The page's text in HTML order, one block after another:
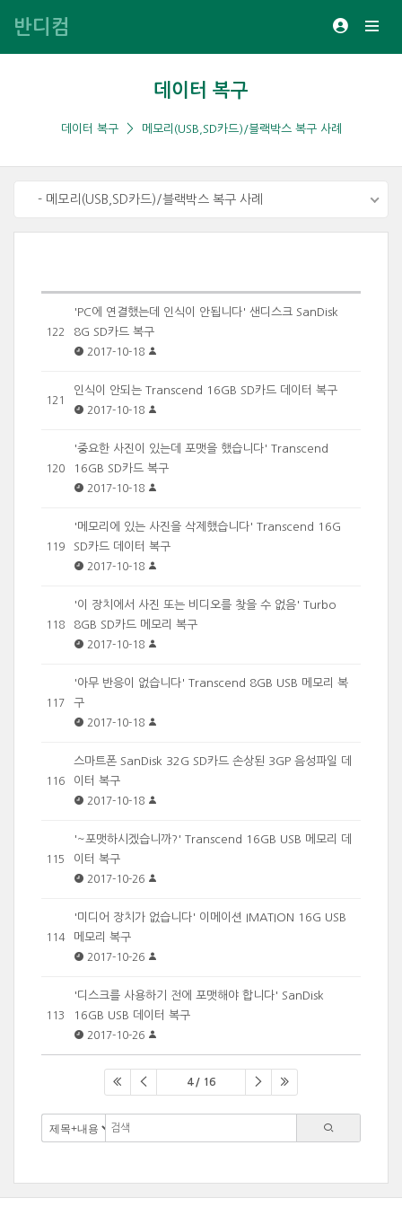
반디컴
데이터 복구
데이터 복구 메모리(USB,SD카드)/블랙박스 복구 사례
- 메모리(USB,SD카드)/블랙박스 복구 사례
122
'PC에 연결했는데 인식이 안됩니다' 샌디스크 SanDisk
8G SD카드 복구
2017-10-18
121
인식이 안되는 Transcend 16GB SD카드 데이터 복구
2017-10-18
120
'중요한 사진이 있는데 포맷을 했습니다' Transcend
16GB SD카드 복구
2017-10-18
119
'메모리에 있는 사진을 삭제했습니다' Transcend 16G
SD카드 데이터 복구
2017-10-18
118
'이 장치에서 사진 또는 비디오를 찾을 수 없음' Turbo
8GB SD카드 메모리 복구
2017-10-18
117
'아무 반응이 없습니다' Transcend 8GB USB 메모리 복
구
2017-10-18
116
스마트폰 SanDisk 32G SD카드 손상된 3GP 음성파일 데
이터 복구
2017-10-18
115
'~포맷하시겠습니까?' Transcend 16GB USB 메모리 데
이터 복구
2017-10-26
114
'미디어 장치가 없습니다' 이메이션 IMATION 16G USB
메모리 복구
2017-10-26
113
'디스크를 사용하기 전에 포맷해야 합니다' SanDisk
16GB USB 데이터 복구
2017-10-26
4 / 16